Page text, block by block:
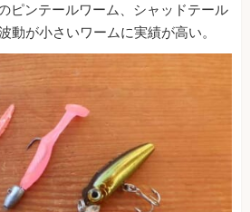
ピンテールワーム、シャッドテール
動が小さいワームに実績が高い。